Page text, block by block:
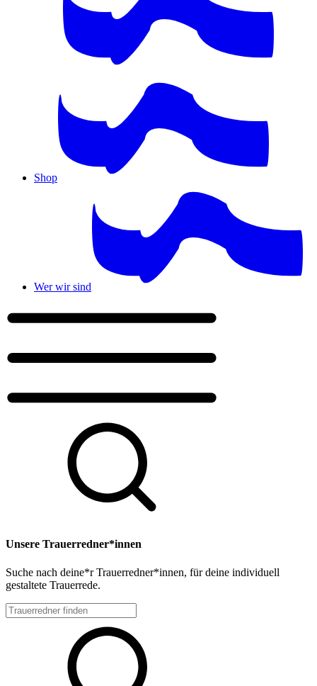
Shop
Wer wir sind
Unsere Trauerredner*innen
Suche nach deine*r Trauerredner*innen, für deine individuell
gestaltete Trauerrede.